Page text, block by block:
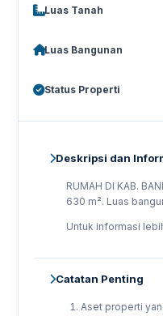
Luas Tanah
Luas Bangunan
Status Properti
Deskripsi dan
RUMAH DI KAB.
630 m². Luas
Untuk informasi
Catatan Penting
Aset properti